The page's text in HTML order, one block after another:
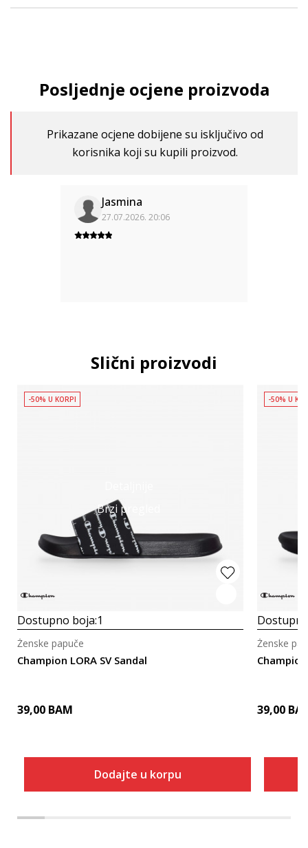
Posljednje ocjene proizvoda
Prikazane ocjene dobijene su isključivo od
korisnika koji su kupili proizvod.
Jasmina
27.07.2026. 20:06
Slični proizvodi
Brzi pregled
-50% U KORPI
Dostupno boja:1
Champion LORA SV Sandal
Ženske papuče
39,00 BAM
Dodajte u korpu
-50% U
Champion
Ženske
39,00